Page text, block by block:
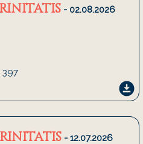
- 02.08.2026
397
download_for_offline
- 12.07.2026